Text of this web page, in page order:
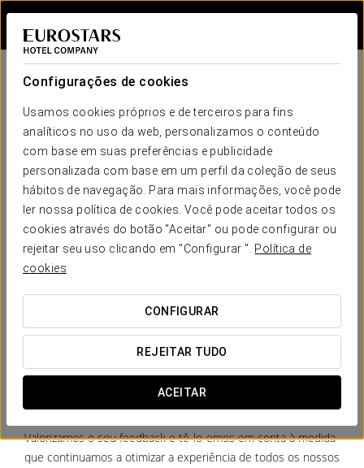
Configurações de cookies
Usamos cookies próprios e de terceiros para fins
analíticos no uso da web, personalizamos o conteúdo
com base em suas preferências e publicidade
personalizada com base em um perfil da coleção de seus
hábitos de navegação. Para mais informações, você pode
ler nossa política de cookies. Você pode aceitar todos os
cookies através do botão "Aceitar" ou pode configurar ou
rejeitar seu uso clicando em "Configurar ". Política de
cookies
CONFIGURAR
REJEITAR TUDO
ACEITAR
Declaração de
Acessibilidade
O NOSSO COMPROMISSO COM A ACESSIBILIDADE
Comprometemo-nos a garantir que o nosso site seja
acessível e fácil de utilizar para todas as pessoas.
Se encontrar algum problema de acessibilidade ou detetar
totalmente acessível, convidamo-lo a contactar-nos através
do telefone(+34) 913 342 196ou doformulário de
gradecemos que nos forneça uma descrição detalhada da
Valorizamos o seu feedback e tê-lo-emos em conta à medida
que continuamos a otimizar a experiência de todos os nossos